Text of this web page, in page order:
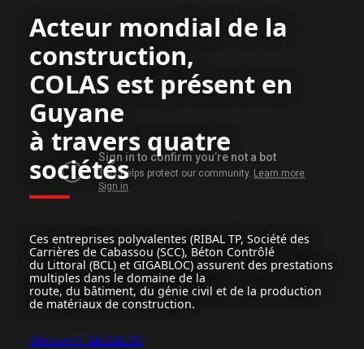
Acteur mondial de la
construction,
COLAS est présent en
Guyane
à travers quatre
sociétés
Ces entreprises polyvalentes (RIBAL TP, Société des
Carrières de Cabassou (SCC), Béton Contrôlé
du Littoral (BCL) et GIGABLOC) assurent des prestations
multiples dans le domaine de la
route, du bâtiment, du génie civil et de la production
de matériaux de construction.
Découvrir GIGABLOC